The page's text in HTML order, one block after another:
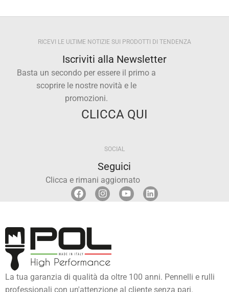
RICEVI LE ULTIME NOTIZIE SUI PRODOTTI DI TENDENZA
Iscriviti alla Newsletter
Basta un secondo per essere il primo a
scoprire le nostre novità e le
promozioni.
CLICCA QUI
SOCIAL
Seguici
Clicca e rimani aggiornato
La tua garanzia di qualità da oltre 100 anni. Pennelli e rulli
professionali con un'attenzione al cliente senza pari.